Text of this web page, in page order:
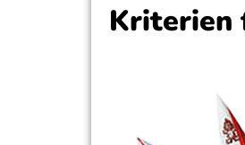
Kriterien